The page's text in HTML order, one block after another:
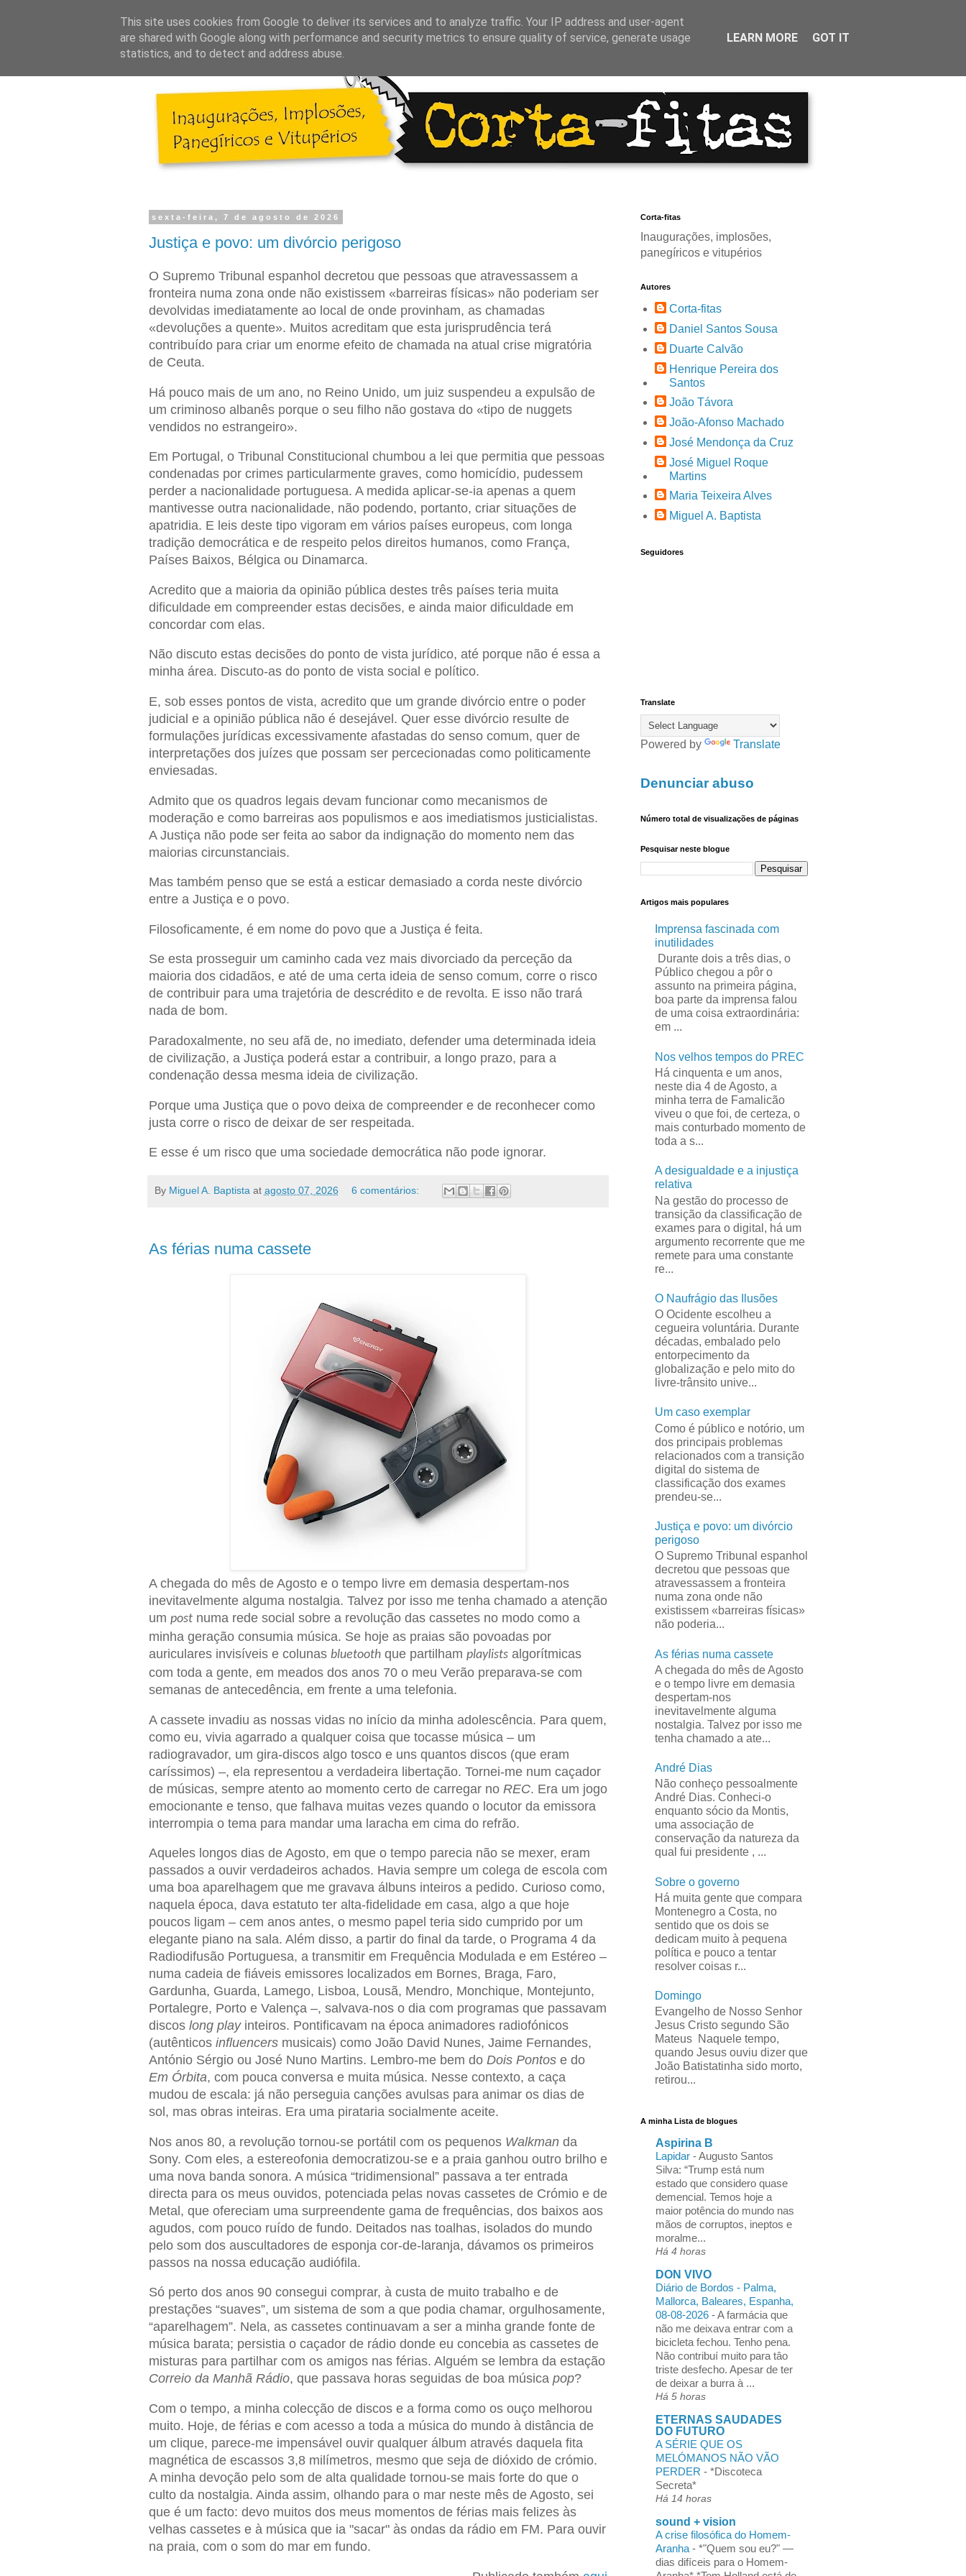
sexta-feira, 7 de agosto de 2026
Justiça e povo: um divórcio perigoso
O Supremo Tribunal espanhol decretou que pessoas que atravessassem a
fronteira numa zona onde não existissem «barreiras físicas» não poderiam ser
devolvidas imediatamente ao local de onde provinham, as chamadas
«devoluções a quente». Muitos acreditam que esta jurisprudência terá
contribuído para criar um enorme efeito de chamada na atual crise migratória
de Ceuta.
Há pouco mais de um ano, no Reino Unido, um juiz suspendeu a expulsão de
um criminoso albanês porque o seu filho não gostava do «tipo de nuggets
vendidos no estrangeiro».
Em Portugal, o Tribunal Constitucional chumbou a lei que permitia que pessoas
condenadas por crimes particularmente graves, como homicídio, pudessem
perder a nacionalidade portuguesa. A medida aplicar-se-ia apenas a quem
mantivesse outra nacionalidade, não podendo, portanto, criar situações de
apatridia. E leis deste tipo vigoram em vários países europeus, com longa
tradição democrática e de respeito pelos direitos humanos, como França,
Países Baixos, Bélgica ou Dinamarca.
Acredito que a maioria da opinião pública destes três países teria muita
dificuldade em compreender estas decisões, e ainda maior dificuldade em
concordar com elas.
Não discuto estas decisões do ponto de vista jurídico, até porque não é essa a
minha área. Discuto-as do ponto de vista social e político.
E, sob esses pontos de vista, acredito que um grande divórcio entre o poder
judicial e a opinião pública não é desejável. Quer esse divórcio resulte de
formulações jurídicas excessivamente afastadas do senso comum, quer de
interpretações dos juízes que possam ser percecionadas como politicamente
enviesadas.
Admito que os quadros legais devam funcionar como mecanismos de
moderação e como barreiras aos populismos e aos imediatismos justicialistas.
A Justiça não pode ser feita ao sabor da indignação do momento nem das
maiorias circunstanciais.
Mas também penso que se está a esticar demasiado a corda neste divórcio
entre a Justiça e o povo.
Filosoficamente, é em nome do povo que a Justiça é feita.
Se esta prosseguir um caminho cada vez mais divorciado da perceção da
maioria dos cidadãos, e até de uma certa ideia de senso comum, corre o risco
de contribuir para uma trajetória de descrédito e de revolta. E isso não trará
nada de bom.
Paradoxalmente, no seu afã de, no imediato, defender uma determinada ideia
de civilização, a Justiça poderá estar a contribuir, a longo prazo, para a
condenação dessa mesma ideia de civilização.
Porque uma Justiça que o povo deixa de compreender e de reconhecer como
justa corre o risco de deixar de ser respeitada.
E esse é um risco que uma sociedade democrática não pode ignorar.
By Miguel A. Baptista at agosto 07, 2026 6 comentários:
As férias numa cassete
A chegada do mês de Agosto e o tempo livre em demasia despertam-nos
inevitavelmente alguma nostalgia. Talvez por isso me tenha chamado a atenção
um postnuma rede social sobre a revolução das cassetes no modo como a
minha geração consumia música. Se hoje as praias são povoadas por
auriculares invisíveis e colunas bluetoothque partilham playlistsalgorítmicas
com toda a gente, em meados dos anos 70 o meu Verão preparava-se com
semanas de antecedência, em frente a uma telefonia.
A cassete invadiu as nossas vidas no início da minha adolescência. Para quem,
como eu, vivia agarrado a qualquer coisa que tocasse música – um
radiogravador, um gira-discos algo tosco e uns quantos discos (que eram
caríssimos) –, ela representou a verdadeira libertação. Tornei-me num caçador
de músicas, sempre atento ao momento certo de carregar no REC. Era um jogo
emocionante e tenso, que falhava muitas vezes quando o locutor da emissora
interrompia o tema para mandar uma laracha em cima do refrão.
Aqueles longos dias de Agosto, em que o tempo parecia não se mexer, eram
passados a ouvir verdadeiros achados. Havia sempre um colega de escola com
uma boa aparelhagem que me gravava álbuns inteiros a pedido. Curioso como,
naquela época, dava estatuto ter alta-fidelidade em casa, algo a que hoje
poucos ligam – cem anos antes, o mesmo papel teria sido cumprido por um
elegante piano na sala. Além disso, a partir do final da tarde, o Programa 4 da
Radiodifusão Portuguesa, a transmitir em Frequência Modulada e em Estéreo –
numa cadeia de fiáveis emissores localizados em Bornes, Braga, Faro,
Gardunha, Guarda, Lamego, Lisboa, Lousã, Mendro, Monchique, Montejunto,
Portalegre, Porto e Valença –, salvava-nos o dia com programas que passavam
discos long playinteiros. Pontificavam na época animadores radiofónicos
(autênticos influencersmusicais) como João David Nunes, Jaime Fernandes,
António Sérgio ou José Nuno Martins. Lembro-me bem do Dois Pontose do
Em Órbita, com pouca conversa e muita música. Nesse contexto, a caça
mudou de escala: já não perseguia canções avulsas para animar os dias de
sol, mas obras inteiras. Era uma pirataria socialmente aceite.
Nos anos 80, a revolução tornou-se portátil com os pequenos Walkmanda
Sony. Com eles, a estereofonia democratizou-se e a praia ganhou outro brilho e
uma nova banda sonora. A música “tridimensional” passava a ter entrada
directa para os meus ouvidos, potenciada pelas novas cassetes de Crómio e de
Metal, que ofereciam uma surpreendente gama de frequências, dos baixos aos
agudos, com pouco ruído de fundo. Deitados nas toalhas, isolados do mundo
pelo som dos auscultadores de esponja cor-de-laranja, dávamos os primeiros
passos na nossa educação audiófila.
Só perto dos anos 90 consegui comprar, à custa de muito trabalho e de
prestações “suaves”, um sistema de som a que podia chamar, orgulhosamente,
“aparelhagem”. Nela, as cassetes continuavam a ser a minha grande fonte de
música barata; persistia o caçador de rádio donde eu concebia as cassetes de
misturas para partilhar com os amigos nas férias. Alguém se lembra da estação
Correio da Manhã Rádio, que passava horas seguidas de boa música pop?
Com o tempo, a minha colecção de discos e a forma como os ouço melhorou
muito. Hoje, de férias e com acesso a toda a música do mundo à distância de
um clique, parece-me impensável ouvir qualquer álbum através daquela fita
magnética de escassos 3,8 milímetros, mesmo que seja de dióxido de crómio.
A minha devoção pelo som de alta qualidade tornou-se mais forte do que o
culto da nostalgia. Ainda assim, olhando para o mar neste mês de Agosto, sei
que é um facto: devo muitos dos meus momentos de férias mais felizes às
velhas cassetes e à música que ia "sacar" às ondas da rádio em FM. Para ouvir
na praia, com o som do mar em fundo.
Corta-fitas
Inaugurações, implosões,
panegíricos e vitupérios
Autores
Corta-fitas
Daniel Santos Sousa
Duarte Calvão
Henrique Pereira dos
Santos
João Távora
João-Afonso Machado
José Mendonça da Cruz
José Miguel Roque
Martins
Maria Teixeira Alves
Miguel A. Baptista
Seguidores
Translate
Powered by Translate
Denunciar abuso
Número total de visualizações de páginas
Pesquisar neste blogue
Artigos mais populares
Imprensa fascinada com
inutilidades
Durante dois a três dias, o
Público chegou a pôr o
assunto na primeira página,
boa parte da imprensa falou
de uma coisa extraordinária:
em ...
Nos velhos tempos do PREC
Há cinquenta e um anos,
neste dia 4 de Agosto, a
minha terra de Famalicão
viveu o que foi, de certeza, o
mais conturbado momento de
toda a s...
A desigualdade e a injustiça
relativa
Na gestão do processo de
transição da classificação de
exames para o digital, há um
argumento recorrente que me
remete para uma constante
re...
O Naufrágio das Ilusões
O Ocidente escolheu a
cegueira voluntária. Durante
décadas, embalado pelo
entorpecimento da
globalização e pelo mito do
livre-trânsito unive...
Um caso exemplar
Como é público e notório, um
dos principais problemas
relacionados com a transição
digital do sistema de
classificação dos exames
prendeu-se...
Justiça e povo: um divórcio
perigoso
O Supremo Tribunal espanhol
decretou que pessoas que
atravessassem a fronteira
numa zona onde não
existissem «barreiras físicas»
não poderia...
As férias numa cassete
A chegada do mês de Agosto
e o tempo livre em demasia
despertam-nos
inevitavelmente alguma
nostalgia. Talvez por isso me
tenha chamado a ate...
André Dias
Não conheço pessoalmente
André Dias. Conheci-o
enquanto sócio da Montis,
uma associação de
conservação da natureza da
qual fui presidente , ...
Sobre o governo
Há muita gente que compara
Montenegro a Costa, no
sentido que os dois se
dedicam muito à pequena
política e pouco a tentar
resolver coisas r...
Domingo
Evangelho de Nosso Senhor
Jesus Cristo segundo São
Mateus Naquele tempo,
quando Jesus ouviu dizer que
João Batistatinha sido morto,
retirou...
A minha Lista de blogues
Aspirina B
Lapidar -Augusto Santos
Silva: “Trump está num
estado que considero quase
demencial. Temos hoje a
maior potência do mundo nas
mãos de corruptos, ineptos e
moralme...
Há 4 horas
DON VIVO
Diário de Bordos - Palma,
Mallorca, Baleares, Espanha,
08-08-2026 -A farmácia que
não me deixava entrar com a
bicicleta fechou. Tenho pena.
Não contribuí muito para tâo
triste desfecho. Apesar de ter
de deixar a burra à ...
Há 5 horas
ETERNAS SAUDADES
DO FUTURO
A SÉRIE QUE OS
MELÓMANOS NÃO VÃO
PERDER - *Discoteca
Secreta*
Há 14 horas
sound + vision
A crise filosófica do Homem-
Aranha - *"Quem sou eu?" —
dias difíceis para o Homem-
This site uses cookies from Google to deliver its services and to analyze traffic. Your IP address and user-agent
are shared with Google along with performance and security metrics to ensure quality of service, generate usage
statistics, and to detect and address abuse.
LEARN MORE GOT IT